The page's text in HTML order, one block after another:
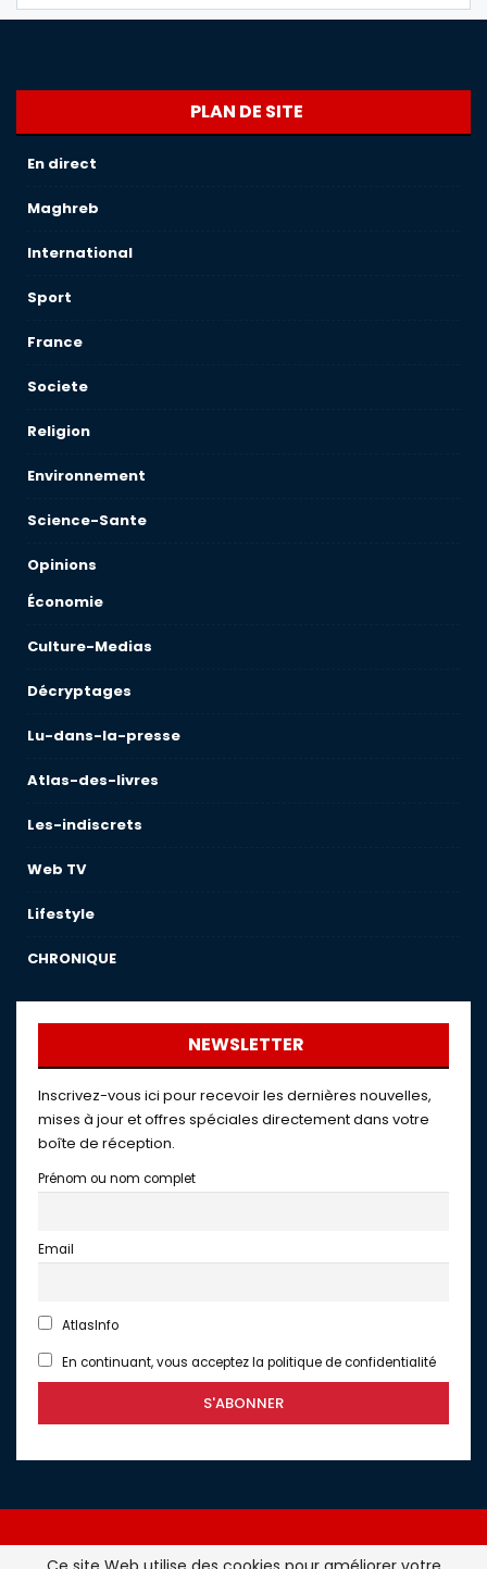
PLAN DE SITE
En direct
Maghreb
International
Sport
France
Societe
Religion
Environnement
Science-Sante
Opinions
Économie
Culture-Medias
Décryptages
Lu-dans-la-presse
Atlas-des-livres
Les-indiscrets
Web TV
Lifestyle
CHRONIQUE
NEWSLETTER
Inscrivez-vous ici pour recevoir les dernières nouvelles,
mises à jour et offres spéciales directement dans votre
boîte de réception.
Prénom ou nom complet
Email
AtlasInfo
En continuant, vous acceptez la politique de confidentialité